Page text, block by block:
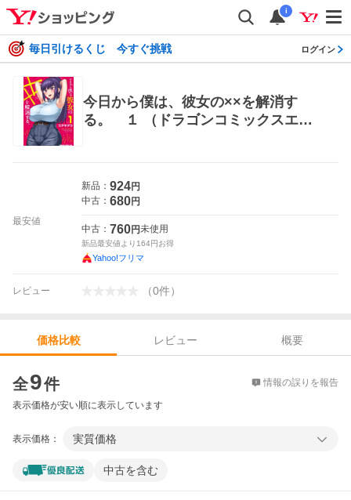
i
毎日引けるくじ 今すぐ挑戦 ログイン
今日から僕は、彼女の××を解消す
る。 １ （ドラゴンコミックスエイ
最安値
新品： 924円
中古： 680円
中古： 760円未使用
新品最安値より 164円お得
Yahoo!フリマ
レビュー （0件）
価格比較 レビュー
概要
全9件 情報の誤りを報告
表示価格が安い順に表示しています
表示価格： 実質価格
中古を含む